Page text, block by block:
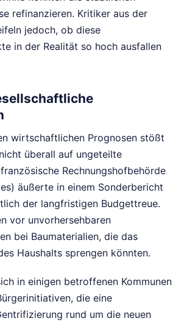
refinanzieren. Kritiker aus der
jedoch, ob diese
in der Realität so hoch ausfallen
wirtschaftlichen Prognosen stößt
überall auf ungeteilte
Rechnungshofbehörde
äußerte in einem Sonderbericht
der langfristigen Budgettreue.
vor unvorhersehbaren
bei Baumaterialien, die das
Haushalts sprengen könnten.
in einigen betroffenen Kommunen
die eine
rund um die neuen